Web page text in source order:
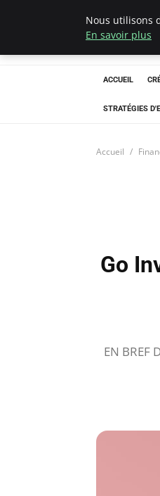
ACCUEIL
STRATÉGIES
Accueil
Go
EN BREF
Nous utilisons
En savoir plus